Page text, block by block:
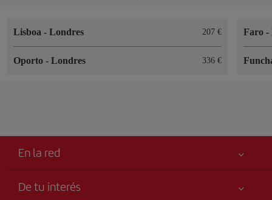
Lisboa - Londres 207 €
Oporto - Londres 336 €
Faro-
En la red
De tu interés